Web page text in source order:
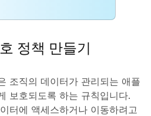
정책 만들기
조직의 데이터가 관리되는 애플
보호되도록 하는 규칙입니다.
터에 액세스하거나 이동하려고